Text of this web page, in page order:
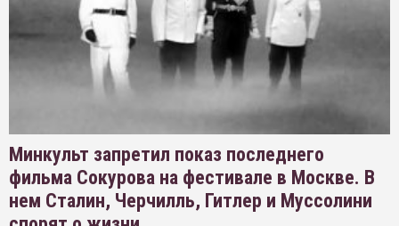
Минкульт запретил показ последнего
фильма Сокурова на фестивале в Москве. В
нем Сталин, Черчилль, Гитлер и Муссолини